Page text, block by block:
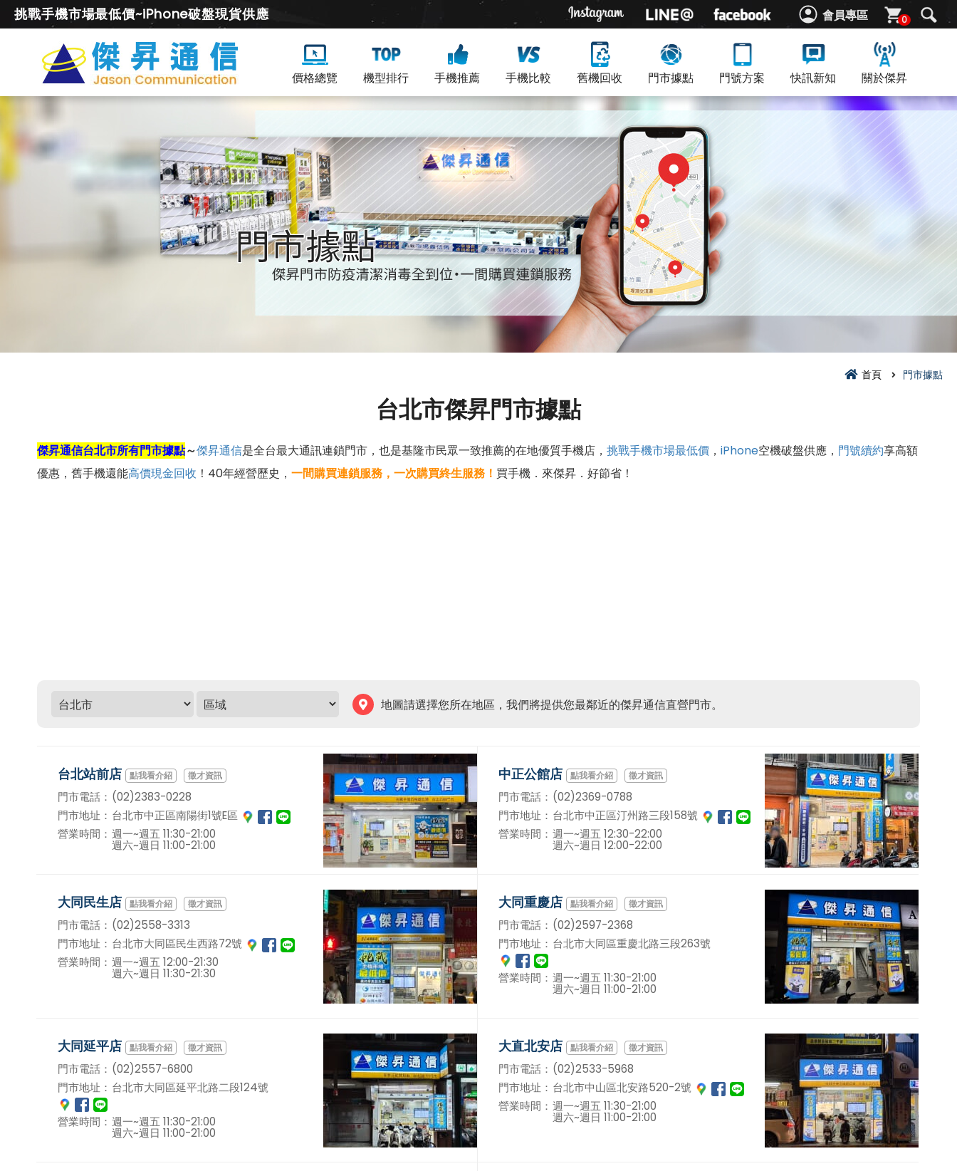
會員專區 0
挑戰手機市場最低價~iPhone破盤現貨供應
價格總覽 機型排行 手機推薦 手機比較 舊機回收 門市據點 門號方案 快訊新知 關於傑昇
首頁 門市據點
台北市傑昇門市據點
傑昇通信台北市所有門市據點～傑昇通信是全台最大通訊連鎖門市，也是基隆市民眾一致推薦的在地優質手機店， 挑戰手機市場最低價 ， iPhone空機破盤供應， 門號續約享高額
優惠，舊手機還能高價現金回收 ！40年經營歷史， 一間購買連鎖服務，一次購買終生服務！ 買手機．來傑昇．好節省！
地圖請選擇您所在地區，我們將提供您最鄰近的傑昇通信直營門市。
台北站前店 徵才資訊
門市電話： (02)2383-0228
門市地址： 台北市中正區南陽街1號E區
營業時間： 週一~週五 11:30-21:00
週六~週日 11:00-21:00
中正公館店 徵才資訊
門市電話： (02)2369-0788
門市地址： 台北市中正區汀州路三段158號
營業時間： 週一~週五 12:30-22:00
週六~週日 12:00-22:00
大同民生店 徵才資訊
門市電話： (02)2558-3313
門市地址： 台北市大同區民生西路72號
營業時間： 週一~週五 12:00-21:30
週六~週日 11:30-21:30
大同重慶店 徵才資訊
門市電話： (02)2597-2368
門市地址： 台北市大同區重慶北路三段263號
營業時間： 週一~週五 11:30-21:00
週六~週日 11:00-21:00
大同延平店 徵才資訊
門市電話： (02)2557-6800
門市地址： 台北市大同區延平北路二段124號
營業時間： 週一~週五 11:30-21:00
週六~週日 11:00-21:00
大直北安店 徵才資訊
門市電話： (02)2533-5968
門市地址： 台北市中山區北安路520-2號
營業時間： 週一~週五 11:30-21:00
週六~週日 11:00-21:00